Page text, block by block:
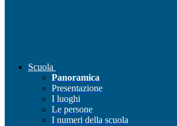
Scuola
Panoramica
Presentazione
I luoghi
Le persone
I numeri della scuola